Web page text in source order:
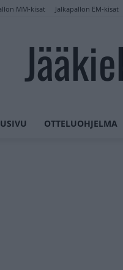
MM-kisat Jalkapallon EM-kisat
OTTELUOHJELMA